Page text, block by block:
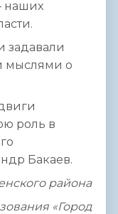
наших
задавали
мыслями о
роль в
Бакаев.
района
«Город